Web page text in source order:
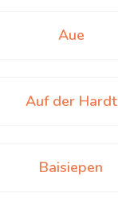
Aue
Auf der Hardt
Baisiepen